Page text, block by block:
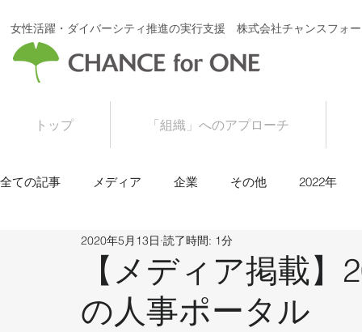
女性活躍・ダイバーシティ推進の実行支援 株式会社チャンスフォ
トップ 「組織」へのアプローチ
全ての記事 メディア 企業 その他 2022年
2015年
【メディア掲載
の人事ポータル
2020年5月13日 読了時間: 1分